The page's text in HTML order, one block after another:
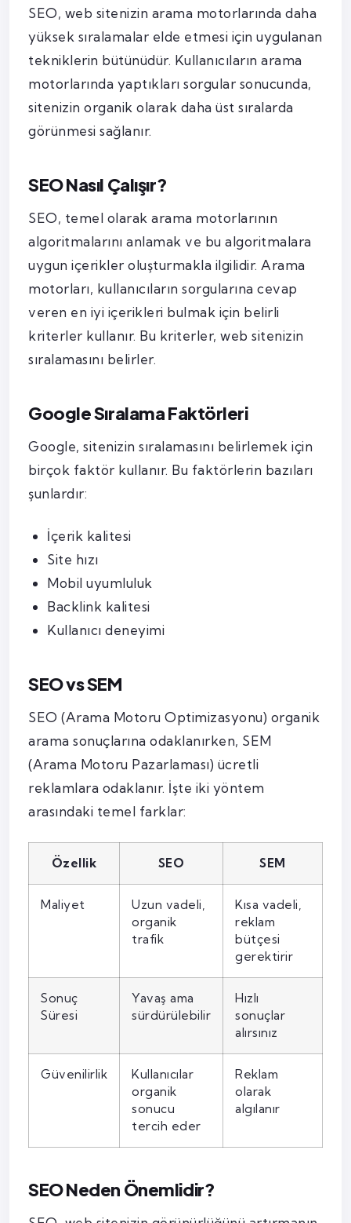
SEO, web sitenizin arama motorlarında daha
yüksek sıralamalar elde etmesi için uygulanan
tekniklerin bütünüdür. Kullanıcıların arama
motorlarında yaptıkları sorgular sonucunda,
sitenizin organik olarak daha üst sıralarda
görünmesi sağlanır.
SEO Nasıl Çalışır?
SEO, temel olarak arama motorlarının
algoritmalarını anlamak ve bu algoritmalara
uygun içerikler oluşturmakla ilgilidir. Arama
motorları, kullanıcıların sorgularına cevap
veren en iyi içerikleri bulmak için belirli
kriterler kullanır. Bu kriterler, web sitenizin
sıralamasını belirler.
Google Sıralama Faktörleri
Google, sitenizin sıralamasını belirlemek için
birçok faktör kullanır. Bu faktörlerin bazıları
şunlardır:
İçerik kalitesi
Site hızı
Mobil uyumluluk
Backlink kalitesi
Kullanıcı deneyimi
SEO vs SEM
SEO (Arama Motoru Optimizasyonu) organik
arama sonuçlarına odaklanırken, SEM
(Arama Motoru Pazarlaması) ücretli
reklamlara odaklanır. İşte iki yöntem
arasındaki temel farklar:
Özellik SEO SEM
Maliyet
Uzun vadeli,
organik
trafik
Kısa vadeli,
reklam
bütçesi
gerektirir
Sonuç
Süresi
Yavaş ama
sürdürülebilir
Hızlı
sonuçlar
alırsınız
Güvenilirlik
Kullanıcılar
organik
sonucu
tercih eder
Reklam
olarak
algılanır
SEO Neden Önemlidir?